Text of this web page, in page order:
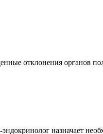
отклонения органов
назначает